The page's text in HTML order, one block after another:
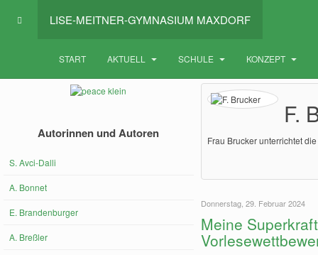
LISE-MEITNER-GYMNASIUM MAXDORF
START AKTUELL SCHULE KONZEPT
F.
Frau Brucker unterrichtet
Donnerstag, 29. Februar 2024
Meine
Autorinnen und Autoren
S. Avci-Dalli
A. Bonnet
E. Brandenburger
A. Breßler